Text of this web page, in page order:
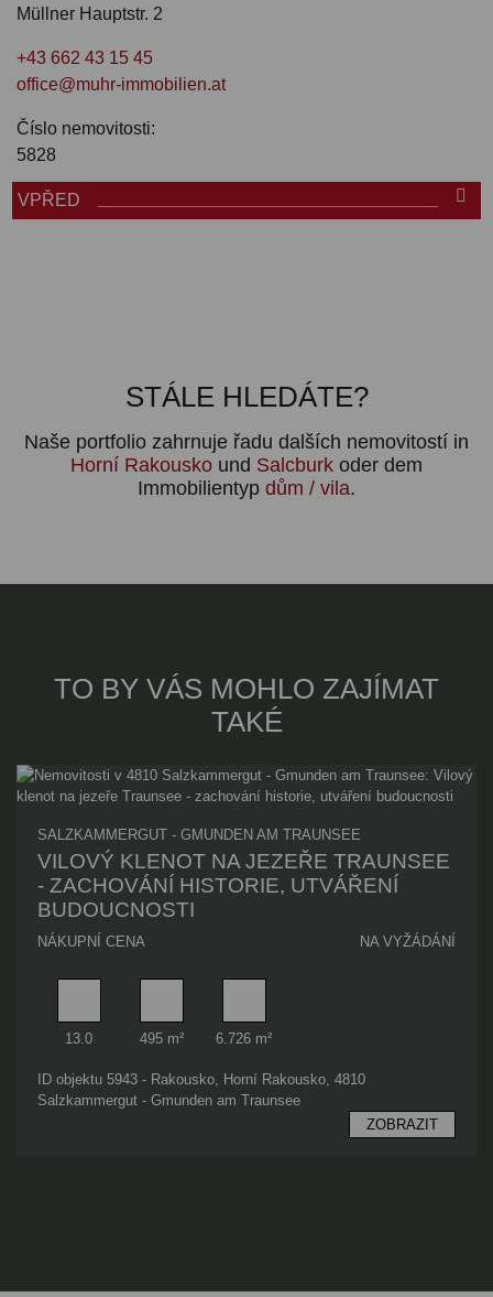
Müllner Hauptstr. 2
+43 662 43 15 45
office@muhr-immobilien.at
Číslo nemovitosti:
5828
VPŘED
STÁLE HLEDÁTE?
Naše portfolio zahrnuje řadu dalších nemovitostí in
Horní Rakousko und Salcburk oder dem
Immobilientyp dům / vila.
TO BY VÁS MOHLO ZAJÍMAT
TAKÉ
SALZKAMMERGUT - GMUNDEN AM TRAUNSEE
VILOVÝ KLENOT NA JEZEŘE TRAUNSEE
- ZACHOVÁNÍ HISTORIE, UTVÁŘENÍ
BUDOUCNOSTI
NÁKUPNÍ CENA NA VYŽÁDÁNÍ
Pokoj
13.0
Využitelná plocha
495 m²
Plocha pozemku
6.726 m²
ID objektu 5943 - Rakousko, Horní Rakousko, 4810
Salzkammergut - Gmunden am Traunsee
ZOBRAZIT